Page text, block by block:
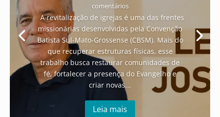
comentários
A revitalização de igrejas é uma das frentes
missionárias desenvolvidas pela Convenção
Batista Sul-Mato-Grossense (CBSM). Mais do
que recuperar estruturas físicas, esse
trabalho busca restaurar comunidades de
fé, fortalecer a presença do Evangelho e
criar novas...
Leia mais